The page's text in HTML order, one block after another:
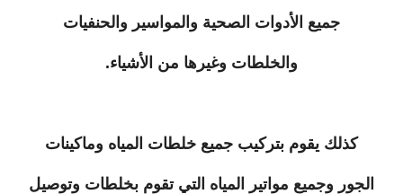
جميع الأدوات الصحية والمواسير والحنفيات
والخلطات وغيرها من الأشياء.
كذلك يقوم بتركيب جميع خلطات المياه وماكينات
الجور وجميع مواتير المياه التي تقوم بخلطات وتوصيل